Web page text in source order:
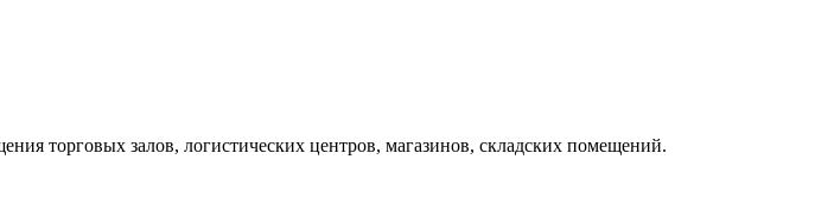
торговых залов, логистических центров, магазинов, складских помещений.